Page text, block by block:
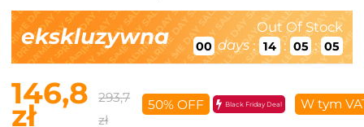
ekskluzywna Out Of Stock
00 days : 14 : 05 : 04
146,8
zł
293,7
zł
50% OFF Black Friday Deal W tym